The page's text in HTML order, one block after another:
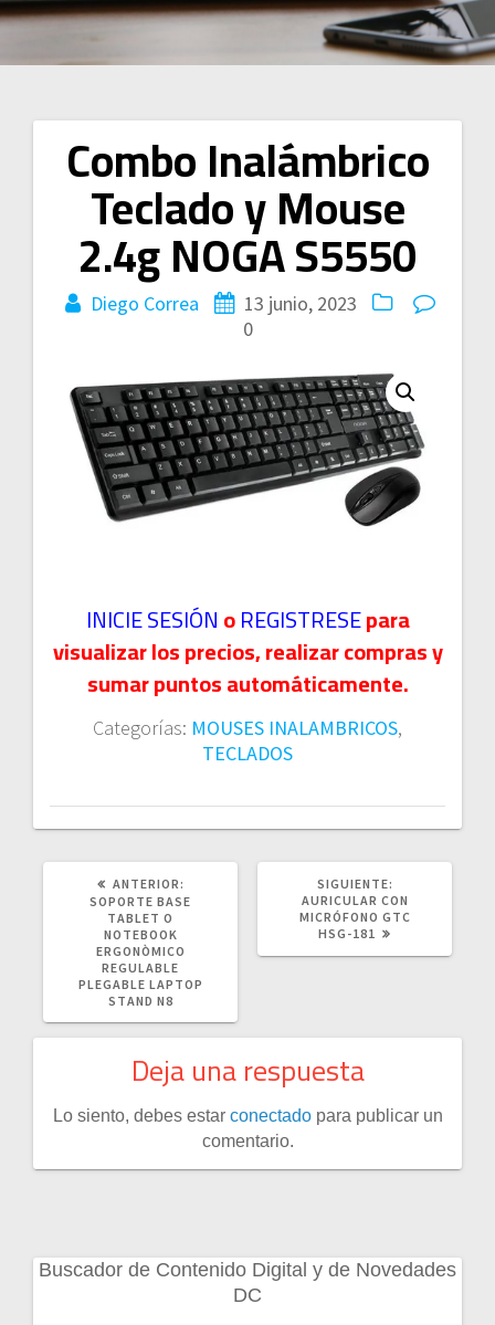
Combo Inalámbrico
Teclado y Mouse
2.4g NOGA S5550
Diego Correa
13 junio, 2023
0
INICIE SESIÓNoREGISTRESEpara
visualizar los precios, realizar compras y
sumar puntos automáticamente.
Categorías: MOUSES INALAMBRICOS,
TECLADOS
Navegación
entradas
ANTERIOR:
ANTERIOR:
SOPORTE BASE
TABLET O
NOTEBOOK
ERGONÒMICO
REGULABLE
PLEGABLE LAPTOP
STAND N8
SIGUIENTE:
POST:
AURICULAR CON
MICRÓFONO GTC
HSG-181
Deja una respuesta
Lo siento, debes estar conectadopara publicar un
comentario.
Buscador de Contenido Digital y de Novedades
DC